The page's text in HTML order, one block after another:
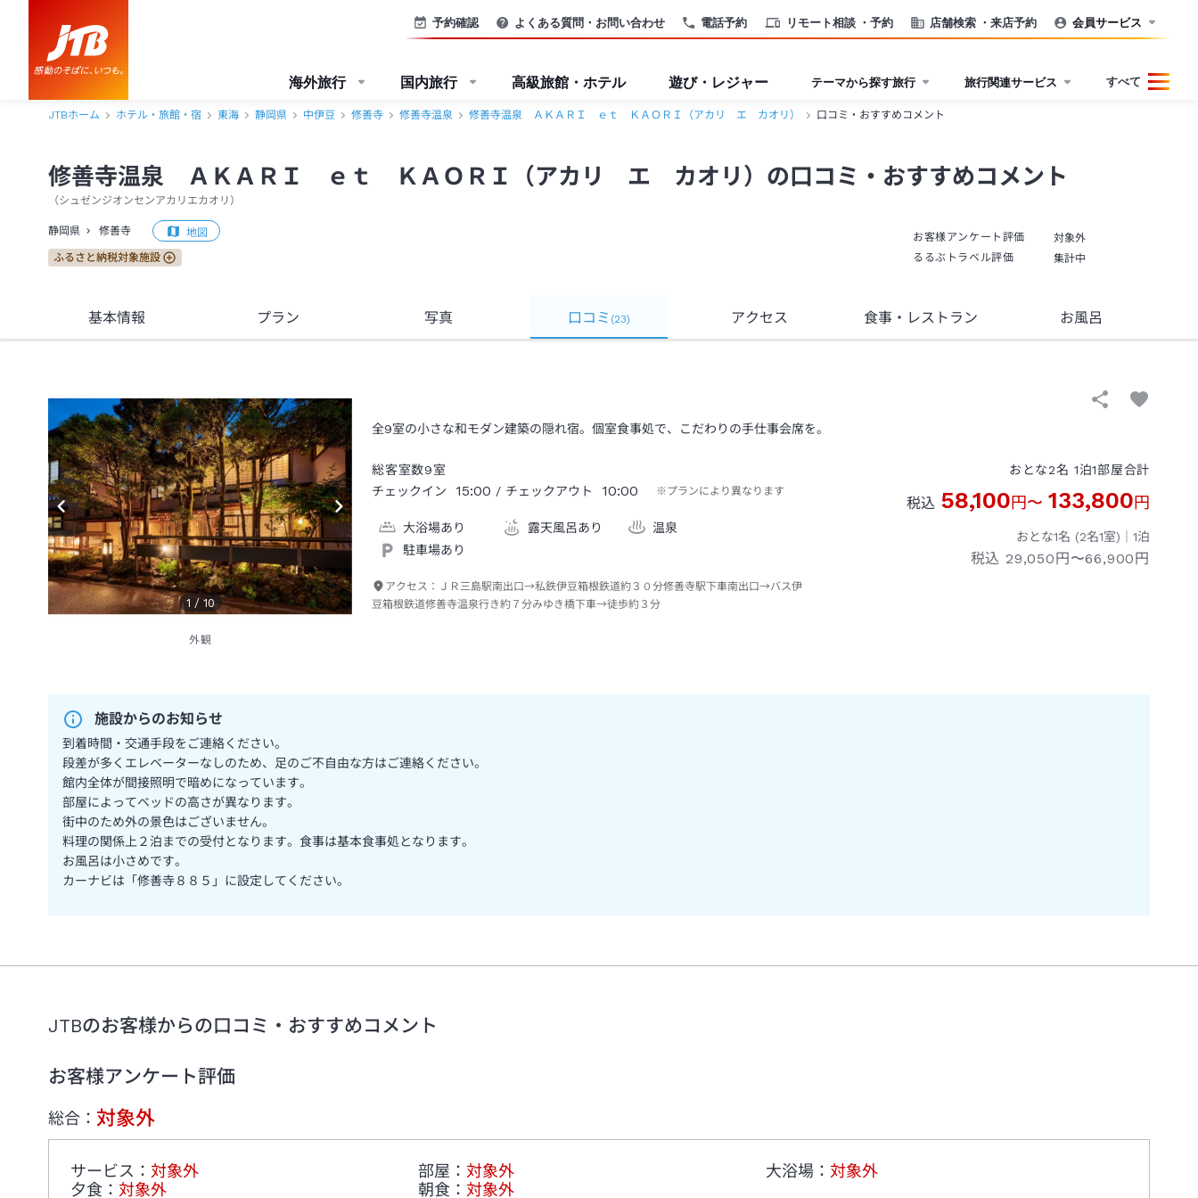
電話予約 リモート相談 ・予約 店舗検索 ・来店予約
予約確認 よくある質問・お問い合わせ 会員サービス
海外旅行 国内旅行 高級旅館・ホテル 遊び・レジャー テーマから探す旅行 旅行関連サービス すべて
JTBホーム ホテル・旅館・宿 東海 静岡県 中伊豆 修善寺 修善寺温泉 修善寺温泉 ＡＫＡＲＩ ｅｔ ＫＡＯＲＩ（アカリ エ カオリ） 口コミ・おすすめコメント
修善寺温泉 ＡＫＡＲＩ ｅｔ ＫＡＯＲＩ（アカリ エ カオリ）の口コミ・おすすめコメント
（シュゼンジオンセンアカリエカオリ ）
静岡県 修善寺 地図
ふるさと納税対象施設
お客様アンケート評価
対象外
るるぶトラベル評価
集計中
基本情報 プラン 写真 口コミ (23) アクセス 食事・レストラン お風呂
1 / 10
外観
全9室の小さな和モダン建築の隠れ宿。個室食事処で、こだわりの手仕事会席を。
総客室数9室
チェックイン
15:00 / チェックアウト 10:00 ※プランにより異なります
大浴場あり 露天風呂あり
温泉
駐車場あり
アクセス： ＪＲ三島駅南出口→私鉄伊豆箱根鉄道約３０分修善寺駅下車南出口→バス伊
豆箱根鉄道修善寺温泉行き約７分みゆき橋下車→徒歩約３分
おとな2名 1泊1部屋合計
税込 58,100円〜 133,800円
おとな1名 (2名1室)｜ 1泊
税込 29,050円〜66,900円
施設からのお知らせ
到着時間・交通手段をご連絡ください。
段差が多くエレベーターなしのため、足のご不自由な方はご連絡ください。
館内全体が間接照明で暗めになっています。
部屋によってベッドの高さが異なります。
街中のため外の景色はございません。
料理の関係上２泊までの受付となります。食事は基本食事処となります。
お風呂は小さめです。
カーナビは「修善寺８８５」に設定してください。
JTBのお客様からの口コミ・おすすめコメント
お客様アンケート評価
総合： 対象外
サービス ： 対象外 部屋 ： 対象外 大浴場 ： 対象外
夕食 ： 対象外 朝食 ： 対象外